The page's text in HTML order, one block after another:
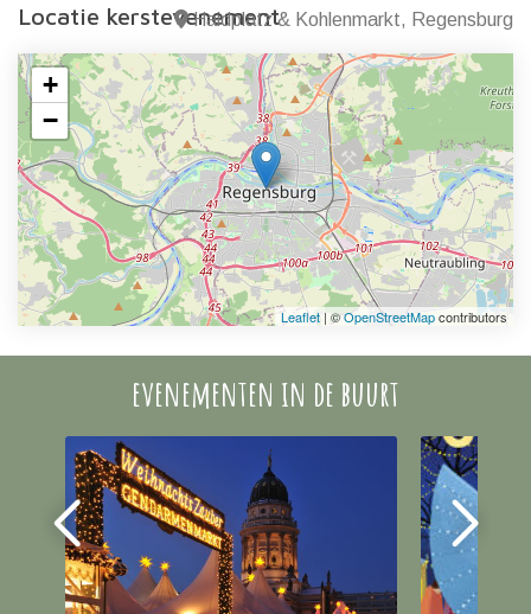
Locatie kerstevenementHaidplatz & Kohlenmarkt, Regensburg
+
−
Leaflet | ©OpenStreetMapcontributors
evenementen in de buurt